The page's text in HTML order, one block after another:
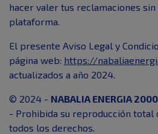
hacer valer tus reclamaciones
plataforma.
El presente Aviso Legal y
página web: https://
actualizados a año 2024.
© 2024 - NABALIA ENERGIA
- Prohibida su reproducción total
todos los derechos.